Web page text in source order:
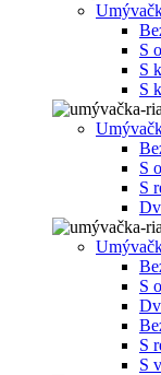
S
S
S
S
S
S
S
S